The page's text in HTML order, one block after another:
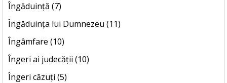
Îngăduință (7)
Îngăduința lui Dumnezeu (11)
Îngâmfare (10)
Îngeri ai judecății (10)
Îngeri căzuți (5)